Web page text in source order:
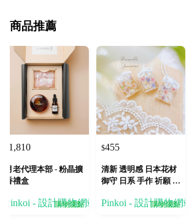
商品推薦
1,810
月老代理本部 - 粉晶擴
香禮盒
Pinkoi - 設計購物網站
購物賺點
$455
清新 透明感 日本花材
御守 日系 手作 祈願 少
Pinkoi - 設計購物網站
購物賺點